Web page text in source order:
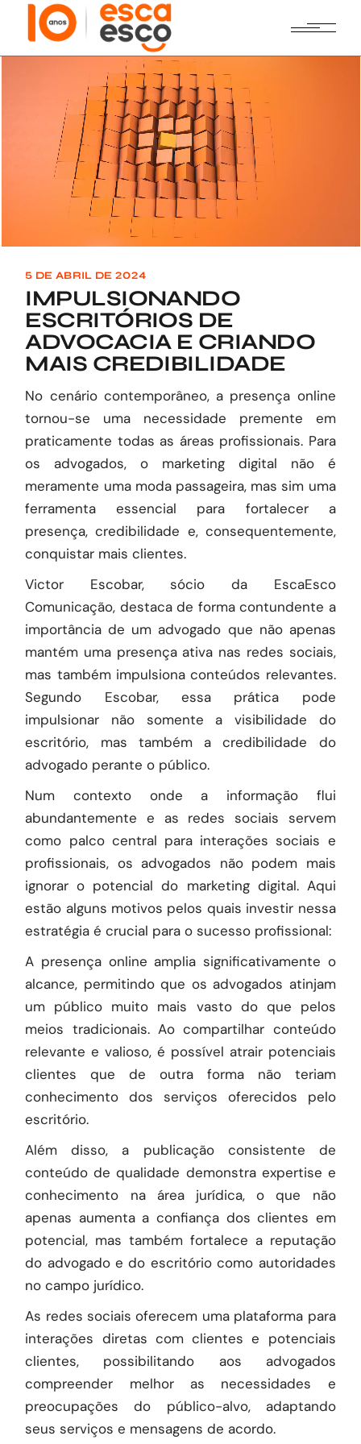
content
5 DE ABRIL DE 2024
IMPULSIONANDO
ESCRITÓRIOS DE
ADVOCACIA E CRIANDO
MAIS CREDIBILIDADE
No cenário contemporâneo, a presença online
tornou-se uma necessidade premente em
praticamente todas as áreas profissionais. Para
os advogados, o marketing digital não é
meramente uma moda passageira, mas sim uma
ferramenta essencial para fortalecer a
presença, credibilidade e, consequentemente,
conquistar mais clientes.
Victor Escobar, sócio da EscaEsco
Comunicação, destaca de forma contundente a
importância de um advogado que não apenas
mantém uma presença ativa nas redes sociais,
mas também impulsiona conteúdos relevantes.
Segundo Escobar, essa prática pode
impulsionar não somente a visibilidade do
escritório, mas também a credibilidade do
advogado perante o público.
Num contexto onde a informação flui
abundantemente e as redes sociais servem
como palco central para interações sociais e
profissionais, os advogados não podem mais
ignorar o potencial do marketing digital. Aqui
estão alguns motivos pelos quais investir nessa
estratégia é crucial para o sucesso profissional:
A presença online amplia significativamente o
alcance, permitindo que os advogados atinjam
um público muito mais vasto do que pelos
meios tradicionais. Ao compartilhar conteúdo
relevante e valioso, é possível atrair potenciais
clientes que de outra forma não teriam
conhecimento dos serviços oferecidos pelo
escritório.
Além disso, a publicação consistente de
conteúdo de qualidade demonstra expertise e
conhecimento na área jurídica, o que não
apenas aumenta a confiança dos clientes em
potencial, mas também fortalece a reputação
do advogado e do escritório como autoridades
no campo jurídico.
As redes sociais oferecem uma plataforma para
interações diretas com clientes e potenciais
clientes, possibilitando aos advogados
compreender melhor as necessidades e
preocupações do público-alvo, adaptando
seus serviços e mensagens de acordo.